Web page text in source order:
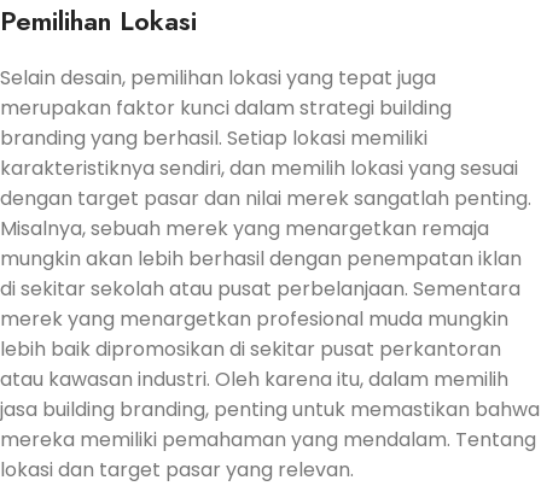
Pemilihan Lokasi
Selain desain, pemilihan lokasi yang tepat juga
merupakan faktor kunci dalam strategi building
branding yang berhasil. Setiap lokasi memiliki
karakteristiknya sendiri, dan memilih lokasi yang sesuai
dengan target pasar dan nilai merek sangatlah penting.
Misalnya, sebuah merek yang menargetkan remaja
mungkin akan lebih berhasil dengan penempatan iklan
di sekitar sekolah atau pusat perbelanjaan. Sementara
merek yang menargetkan profesional muda mungkin
lebih baik dipromosikan di sekitar pusat perkantoran
atau kawasan industri. Oleh karena itu, dalam memilih
jasa building branding, penting untuk memastikan bahwa
mereka memiliki pemahaman yang mendalam. Tentang
lokasi dan target pasar yang relevan.